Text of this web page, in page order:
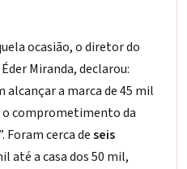
ocasião, o diretor do
Miranda, declarou:
a marca de 45 mil
o comprometimento da
Foram cerca deseis
até a casa dos 50 mil,